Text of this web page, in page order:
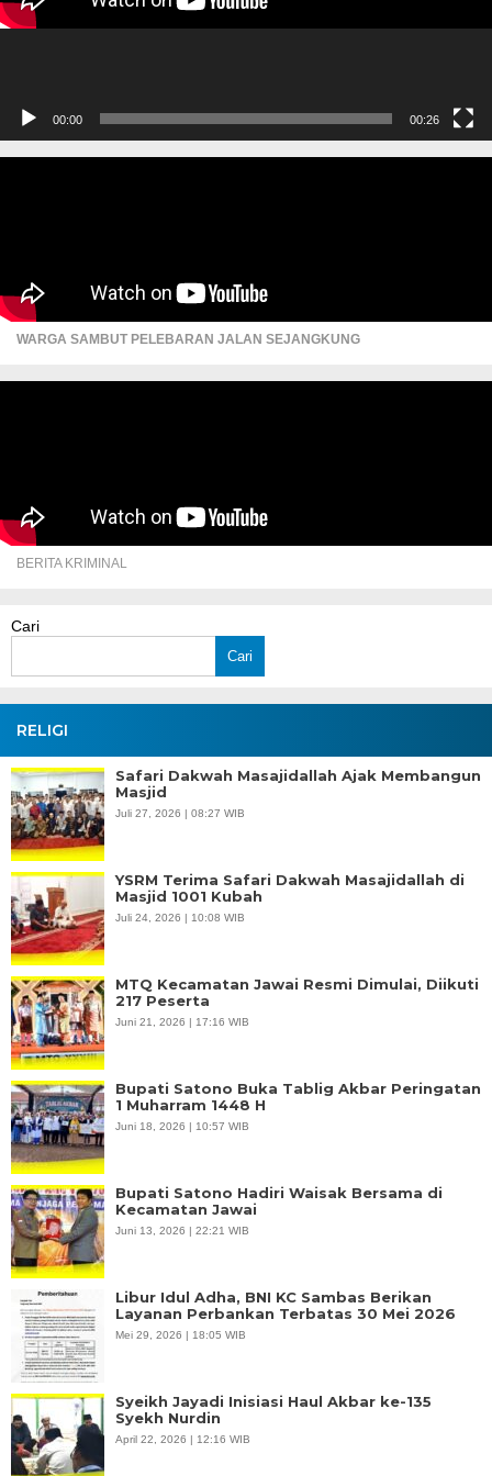
00:00 00:26
WARGA SAMBUT PELEBARAN JALAN SEJANGKUNG
BERITA KRIMINAL
Cari
Cari
RELIGI
Safari Dakwah Masajidallah Ajak Membangun
Masjid
Juli 27, 2026 | 08:27 WIB
YSRM Terima Safari Dakwah Masajidallah di
Masjid 1001 Kubah
Juli 24, 2026 | 10:08 WIB
MTQ Kecamatan Jawai Resmi Dimulai, Diikuti
217 Peserta
Juni 21, 2026 | 17:16 WIB
Bupati Satono Buka Tablig Akbar Peringatan
1 Muharram 1448 H
Juni 18, 2026 | 10:57 WIB
Bupati Satono Hadiri Waisak Bersama di
Kecamatan Jawai
Juni 13, 2026 | 22:21 WIB
Libur Idul Adha, BNI KC Sambas Berikan
Layanan Perbankan Terbatas 30 Mei 2026
Mei 29, 2026 | 18:05 WIB
Syeikh Jayadi Inisiasi Haul Akbar ke-135
Syekh Nurdin
April 22, 2026 | 12:16 WIB